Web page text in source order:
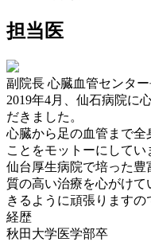
担当医
副院長 心臓血管センタ
2019年4月、仙石病院に
だきました。
心臓から足の血管まで全
ことをモットーにして
仙台厚生病院で培った
質の高い治療を心がけ
きるように頑張りますの
経歴
秋田大学医学部卒